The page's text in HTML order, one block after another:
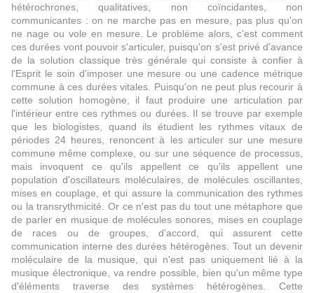
hétérochrones, qualitatives, non coïncidantes, non
communicantes : on ne marche pas en mesure, pas plus qu'on
ne nage ou vole en mesure. Le problème alors, c'est comment
ces durées vont pouvoir s'articuler, puisqu'on s'est privé d'avance
de la solution classique très générale qui consiste à confier à
l'Esprit le soin d'imposer une mesure ou une cadence métrique
commune à ces durées vitales. Puisqu'on ne peut plus recourir à
cette solution homogène, il faut produire une articulation par
l'intérieur entre ces rythmes ou durées. Il se trouve par exemple
que les biologistes, quand ils étudient les rythmes vitaux de
périodes 24 heures, renoncent à les articuler sur une mesure
commune même complexe, ou sur une séquence de processus,
mais invoquent ce qu'ils appellent ce qu'ils appellent une
population d'oscillateurs moléculaires, de molécules oscillantes,
mises en couplage, et qui assure la communication des rythmes
ou la transrythmicité. Or ce n'est pas du tout une métaphore que
de parler en musique de molécules sonores, mises en couplage
de races ou de groupes, d'accord, qui assurent cette
communication interne des durées hétérogènes. Tout un devenir
moléculaire de la musique, qui n'est pas uniquement lié à la
musique électronique, va rendre possible, bien qu'un même type
d'éléments traverse des systèmes hétérogènes. Cette